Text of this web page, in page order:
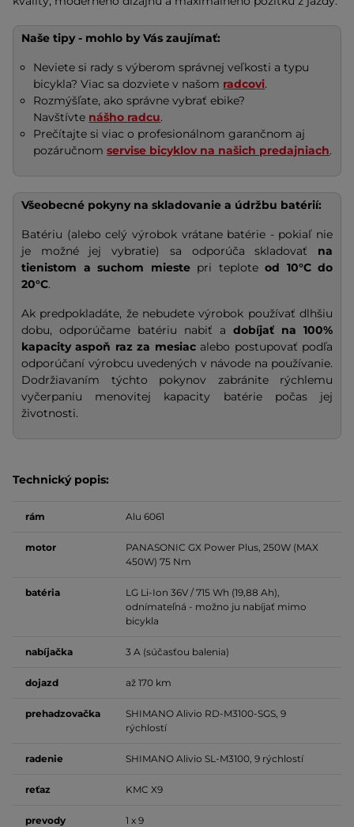
Naše tipy - mohlo by Vás zaujímať:
Neviete si rady s výberom správnej veľkosti a typu
bicykla? Viac sa dozviete v našom radcovi.
Rozmýšľate, ako správne vybrať ebike?
Navštívte nášho radcu.
Prečítajte si viac o profesionálnom garančnom aj
pozáručnomservise bicyklov na našich predajniach.
Všeobecné pokyny na skladovanie a údržbu batérií:
Batériu (alebo celý výrobok vrátane batérie - pokiaľ nie
je možné jej vybratie) sa odporúča skladovať na
tienistom a suchom miestepri teplote od 10°C do
20°C.
Ak predpokladáte, že nebudete výrobok používať dlhšiu
dobu, odporúčame batériu nabiť a dobíjať na 100%
kapacity aspoň raz za mesiacalebo postupovať podľa
odporúčaní výrobcu uvedených v návode na používanie.
Dodržiavaním týchto pokynov zabránite rýchlemu
vyčerpaniu menovitej kapacity batérie počas jej
životnosti.
Technický popis:
rám Alu 6061
motor
PANASONIC GX Power Plus, 250W (MAX
450W) 75 Nm
batéria
LG Li-Ion 36V / 715 Wh (19,88 Ah),
odnímateľná - možno ju nabíjať mimo
bicykla
nabíjačka 3 A (súčasťou balenia)
dojazd až 170 km
prehadzovačka
SHIMANO Alivio RD-M3100-SGS, 9
rýchlostí
radenie SHIMANO Alivio SL-M3100, 9 rýchlostí
reťaz KMC X9
prevody 1 x 9